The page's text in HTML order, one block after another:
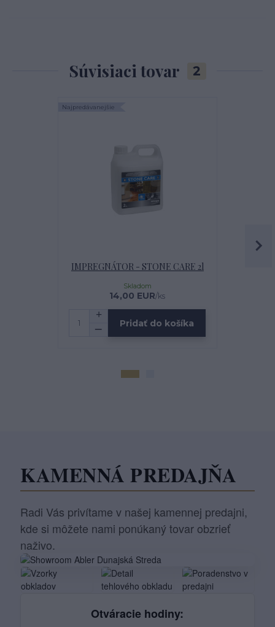
Súvisiaci tovar 2
Najpredávanejšie
IMPREGNÁTOR - STONE CARE 2l
14,00 EUR/ks
Skladom
Pridať do košíka
KAMENNÁ PREDAJŇA
Radi Vás privítame v našej kamennej predajni,
kde si môžete nami ponúkaný tovar obzrieť
naživo.
Otváracie hodiny: